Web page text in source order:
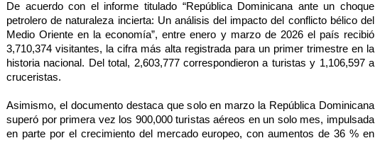
De acuerdo con el informe titulado “República Dominicana ante un choque
petrolero de naturaleza incierta: Un análisis del impacto del conflicto bélico del
Medio Oriente en la economía”, entre enero y marzo de 2026 el país recibió
3,710,374 visitantes, la cifra más alta registrada para un primer trimestre en la
historia nacional. Del total, 2,603,777 correspondieron a turistas y 1,106,597 a
cruceristas.
Asimismo, el documento destaca que solo en marzo la República Dominicana
superó por primera vez los 900,000 turistas aéreos en un solo mes, impulsada
en parte por el crecimiento del mercado europeo, con aumentos de 36 % en